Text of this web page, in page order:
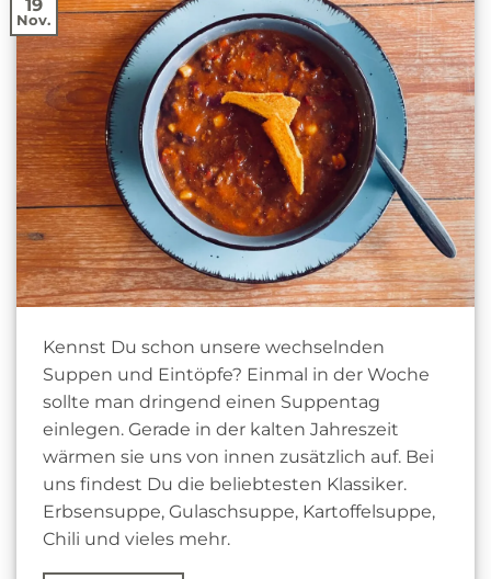
19
Nov.
Kennst Du schon unsere wechselnden
Suppen und Eintöpfe? Einmal in der Woche
sollte man dringend einen Suppentag
einlegen. Gerade in der kalten Jahreszeit
wärmen sie uns von innen zusätzlich auf. Bei
uns findest Du die beliebtesten Klassiker.
Erbsensuppe, Gulaschsuppe, Kartoffelsuppe,
Chili und vieles mehr.